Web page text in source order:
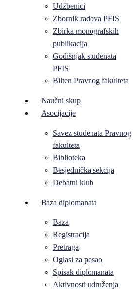
Udžbenici
Zbornik radova PFIS
Zbirka monografskih
publikacija
Godišnjak studenata
PFIS
Bilten Pravnog fakulteta
Naučni skup
Asocijacije
Savez studenata Pravnog
fakulteta
Biblioteka
Besjednička sekcija
Debatni klub
Baza diplomanata
Baza
Registracija
Pretraga
Oglasi za posao
Spisak diplomanata
Aktivnosti udruženja